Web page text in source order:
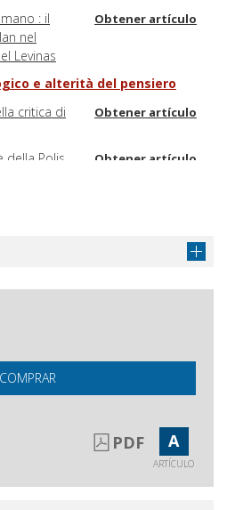
: il
nel
Levinas
Obtener artículo
e alterità del pensiero
critica di
Obtener artículo
della Polis Obtener artículo
COMPRAR
PDF A
ARTÍCULO